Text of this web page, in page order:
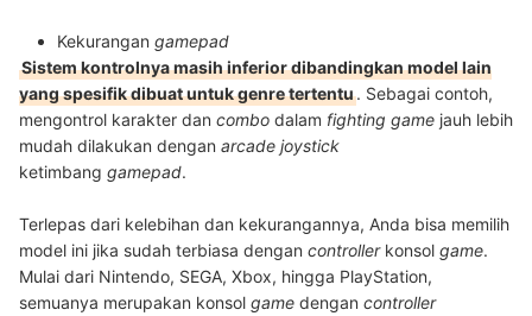
Kekurangan gamepad
Sistem kontrolnya masih inferior dibandingkan model lain
yang spesifik dibuat untuk genre tertentu. Sebagai contoh,
mengontrol karakter dan combo dalam fighting game jauh lebih
mudah dilakukan dengan arcade joystick
ketimbang gamepad.
Terlepas dari kelebihan dan kekurangannya, Anda bisa memilih
model ini jika sudah terbiasa dengan controllerkonsol game.
Mulai dari Nintendo, SEGA, Xbox, hingga PlayStation,
semuanya merupakan konsol game dengan controller